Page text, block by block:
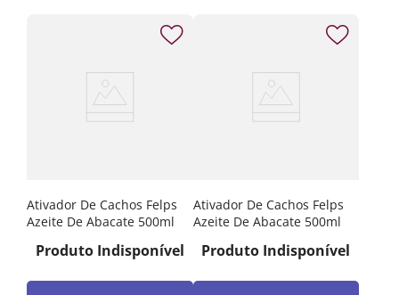
Ativador De Cachos Felps
Azeite De Abacate 500ml
Produto Indisponível
Ativador De Cachos Felps
Azeite De Abacate 500ml
Produto Indisponível